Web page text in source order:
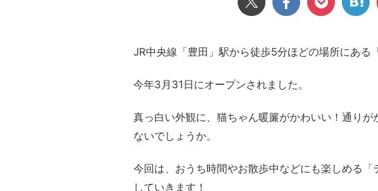
JR中央線「豊田」駅から徒歩5分ほどの場所にある
今年3月31日にオープンされました。
真っ白い外観に、猫ちゃん暖簾がかわいい！通り
ないでしょうか。
今回は、おうち時間やお散歩中などにも楽しめる
していきます！